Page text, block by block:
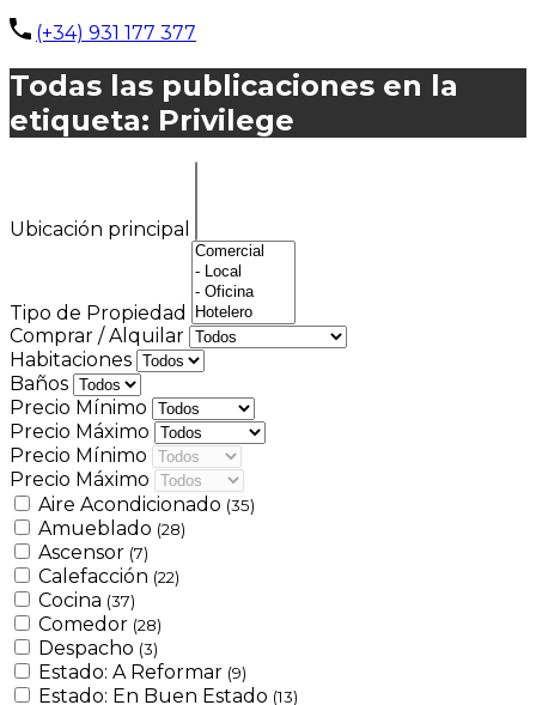
(+34) 931 177 377
Todas las publicaciones en la
etiqueta: Privilege
Ubicación principal
Tipo de Propiedad
Comprar / Alquilar
Habitaciones
Baños
Precio Mínimo
Precio Máximo
Precio Mínimo
Precio Máximo
Aire Acondicionado (35)
Amueblado (28)
Ascensor (7)
Calefacción (22)
Cocina (37)
Comedor (28)
Despacho (3)
Estado: A Reformar (9)
Estado: En Buen Estado (13)